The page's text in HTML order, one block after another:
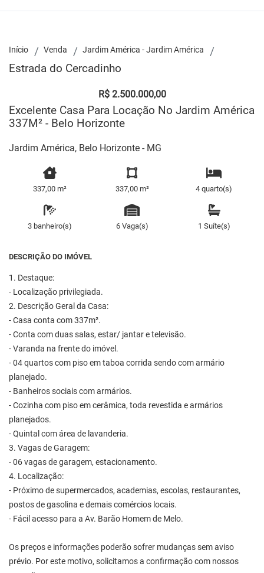
Início Venda Jardim América - Jardim América
Estrada do Cercadinho
R$ 2.500.000,00
Excelente Casa Para Locação No Jardim América
337M² - Belo Horizonte
Jardim América, Belo Horizonte - MG
337,00 m² 337,00 m² 4 quarto(s)
3 banheiro(s) 6 Vaga(s) 1 Suíte(s)
DESCRIÇÃO DO IMÓVEL
1. Destaque:
- Localização privilegiada.
2. Descrição Geral da Casa:
- Casa conta com 337m².
- Conta com duas salas, estar/ jantar e televisão.
- Varanda na frente do imóvel.
- 04 quartos com piso em taboa corrida sendo com armário
planejado.
- Banheiros sociais com armários.
- Cozinha com piso em cerâmica, toda revestida e armários
planejados.
- Quintal com área de lavanderia.
3. Vagas de Garagem:
- 06 vagas de garagem, estacionamento.
4. Localização:
- Próximo de supermercados, academias, escolas, restaurantes,
postos de gasolina e demais comércios locais.
- Fácil acesso para a Av. Barão Homem de Melo.
Os preços e informações poderão sofrer mudanças sem aviso
prévio. Por este motivo, solicitamos a confirmação com nossos